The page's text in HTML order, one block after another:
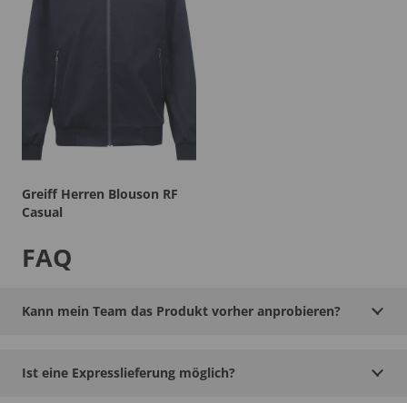
Greiff Herren Blouson RF
Casual
FAQ
Kann mein Team das Produkt vorher anprobieren?
Ist eine Expresslieferung möglich?